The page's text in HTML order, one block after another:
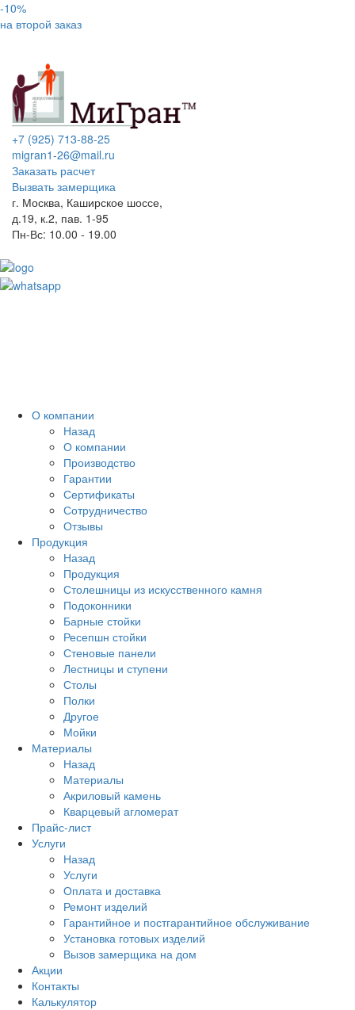
-10%
на второй заказ
+7 (925) 713-88-25
migran1-26@mail.ru
Заказать расчет
Вызвать замерщика
г. Москва, Каширское шоссе,
д.19, к.2, пав. 1-95
Пн-Вс: 10.00 - 19.00
О компании
Назад
О компании
Производство
Гарантии
Сертификаты
Сотрудничество
Отзывы
Продукция
Назад
Продукция
Столешницы из искусственного камня
Подоконники
Барные стойки
Ресепшн стойки
Стеновые панели
Лестницы и ступени
Столы
Полки
Другое
Мойки
Материалы
Назад
Материалы
Акриловый камень
Кварцевый агломерат
Прайс-лист
Услуги
Назад
Услуги
Оплата и доставка
Ремонт изделий
Гарантийное и постгарантийное обслуживание
Установка готовых изделий
Вызов замерщика на дом
Акции
Контакты
Калькулятор